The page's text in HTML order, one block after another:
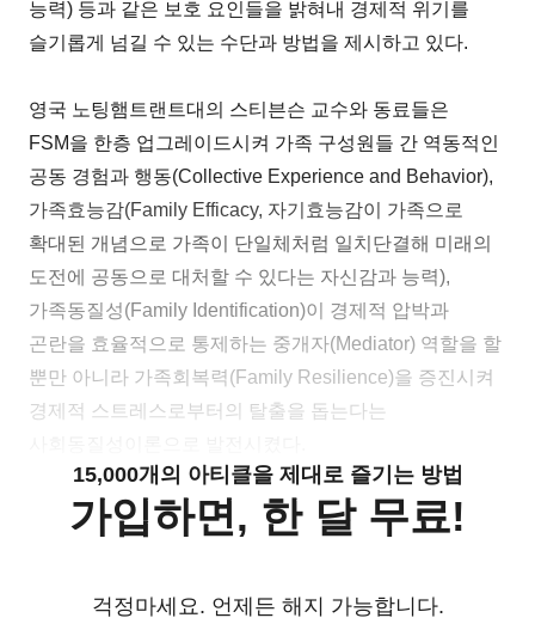
능력) 등과 같은 보호 요인들을 밝혀내 경제적 위기를
슬기롭게 넘길 수 있는 수단과 방법을 제시하고 있다.
영국 노팅햄트랜트대의 스티븐슨 교수와 동료들은
FSM을 한층 업그레이드시켜 가족 구성원들 간 역동적인
공동 경험과 행동(Collective Experience and Behavior),
가족효능감(Family Efficacy, 자기효능감이 가족으로
확대된 개념으로 가족이 단일체처럼 일치단결해 미래의
도전에 공동으로 대처할 수 있다는 자신감과 능력),
가족동질성(Family Identification)이 경제적 압박과
곤란을 효율적으로 통제하는 중개자(Mediator) 역할을 할
뿐만 아니라 가족회복력(Family Resilience)을 증진시켜
경제적 스트레스로부터의 탈출을 돕는다는
15,000개의 아티클을 제대로 즐기는 방법
가입하면, 한 달 무료!
걱정마세요. 언제든 해지 가능합니다.